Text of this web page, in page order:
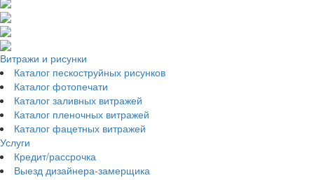
Витражи и рисунки
Каталог пескоструйных рисунков
Каталог фотопечати
Каталог заливных витражей
Каталог пленочных витражей
Каталог фацетных витражей
Услуги
Кредит/рассрочка
Выезд дизайнера-замерщика